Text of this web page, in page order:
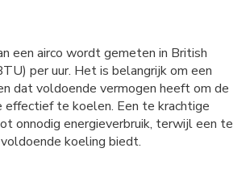
een airco wordt gemeten in British
per uur. Het is belangrijk om een
dat voldoende vermogen heeft om de
te koelen. Een te krachtige
onnodig energieverbruik, terwijl een te
koeling biedt.